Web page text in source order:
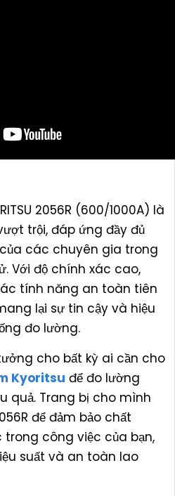
2056R (600/1000A) là
trội, đáp ứng đầy đủ
các chuyên gia trong
Với độ chính xác cao,
tính năng an toàn tiên
lại sự tin cậy và hiệu
đo lường.
cho bất kỳ ai cần cho
Kyoritsu để đo lường
quả. Trang bị cho mình
để đảm bảo chất
công việc của bạn,
suất và an toàn lao